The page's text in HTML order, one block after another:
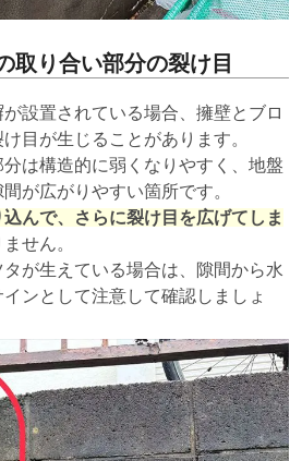
取り合い部分の裂け目
設置されている場合、擁壁とブロ
目が生じることがあります。
は構造的に弱くなりやすく、地盤
が広がりやすい箇所です。
んで、さらに裂け目を広げてしま
せん。
が生えている場合は、隙間から水
ンとして注意して確認しましょ